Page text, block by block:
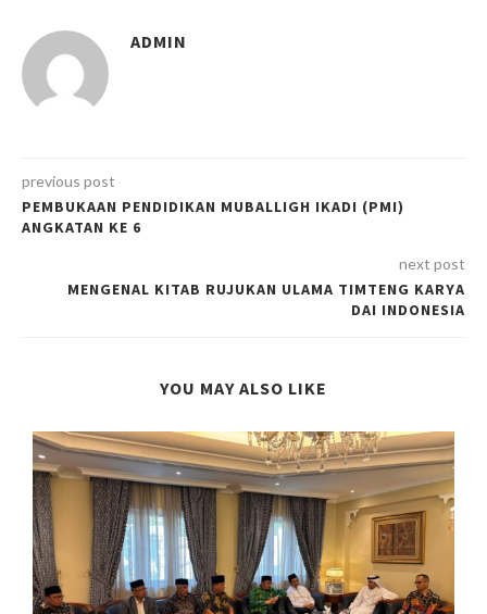
ADMIN
previous post
PEMBUKAAN PENDIDIKAN MUBALLIGH IKADI (PMI)
ANGKATAN KE 6
next post
MENGENAL KITAB RUJUKAN ULAMA TIMTENG KARYA
DAI INDONESIA
YOU MAY ALSO LIKE